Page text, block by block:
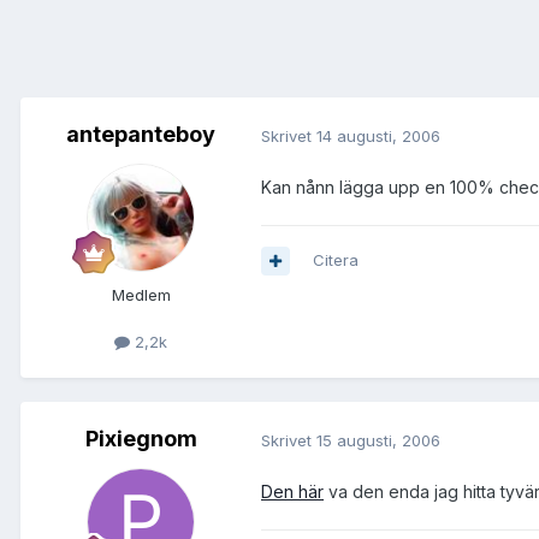
antepanteboy
Medlem
2,2k
Skrivet 14 augusti, 2006
Kan nånn lägga upp en 100%
Citera
Pixiegnom Skrivet 15 augusti, 2006
Den här va den enda jag hitta tyvär